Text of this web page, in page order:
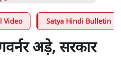
Video Satya Hindi Bulletin
अड़े, सरकार